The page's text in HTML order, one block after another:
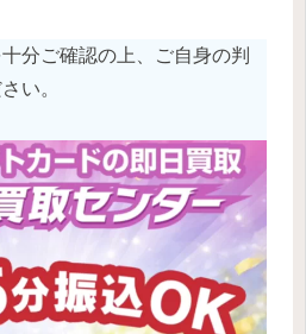
分ご確認の上、ご自身の判
い。